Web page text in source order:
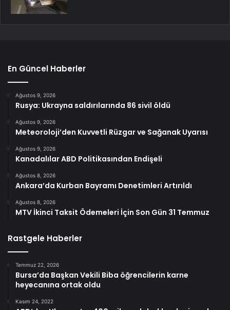
En Güncel Haberler
Ağustos 9, 2026
Rusya: Ukrayna saldırılarında 86 sivil öldü
Ağustos 9, 2026
Meteoroloji’den Kuvvetli Rüzgar ve Sağanak Uyarısı
Ağustos 9, 2026
Kanadalılar ABD Politikasından Endişeli
Ağustos 8, 2026
Ankara’da Kurban Bayramı Denetimleri Artırıldı
Ağustos 8, 2026
MTV İkinci Taksit Ödemeleri İçin Son Gün 31 Temmuz
Rastgele Haberler
Temmuz 22, 2026
Bursa’da Başkan Vekili Biba öğrencilerin karne
heyecanına ortak oldu
Kasım 24, 2022